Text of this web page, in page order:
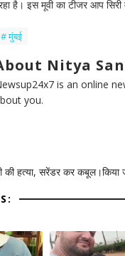
है। इस मूवी का टीजर आप
# मुंबई
Nitya
is an online
you.
हत्या, सरेंडर कर कबूल।किया